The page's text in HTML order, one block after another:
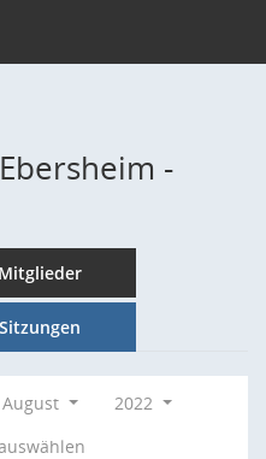
-
Mitglieder
Sitzungen
August
2022